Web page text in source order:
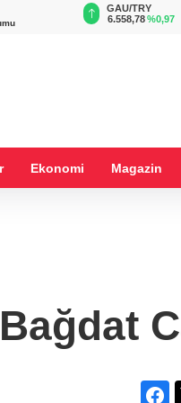
BIST 100
13.703,13%0,11
Ekonomi Magazin
Bağdat